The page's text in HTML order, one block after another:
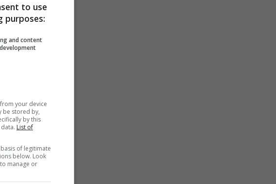
to use
purposes:
and content
your device
be stored by,
by this
List of
of legitimate
below. Look
manage or